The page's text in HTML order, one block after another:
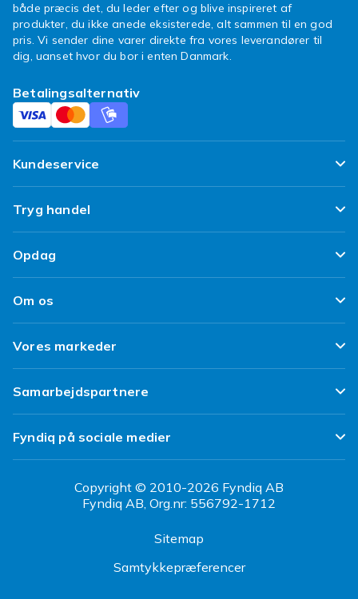
både præcis det, du leder efter og blive inspireret af
produkter, du ikke anede eksisterede, alt sammen til en god
pris. Vi sender dine varer direkte fra vores leverandører til
dig, uanset hvor du bor i enten Danmark.
Betalingsalternativ
Kundeservice
Ofte stillede spørgsmål
Spor min pakke
Levering
Fortryd & returner her
Tryg handel
Tilfredshedsgaranti
Kundeanmeldelser
Brukt/ Refurbished
Opdag
Top 100 fund
Design dit eget tøj
Om os
Klimaarbejde
Job hos Fyndiq
Tilgængelighed
Transparensrapport
Vores markeder
Fyndiq Sverige
Fyndiq Finland
Fyndiq Norge
CDON Danmark
CDON Sverige
Samarbejdspartnere
Partner Help Center
Regler og kvalitet
Fyndiq på sociale medier
Copyright © 2010-2026 Fyndiq AB
Fyndiq AB, Org.nr: 556792-1712
Sitemap
Samtykkepræferencer